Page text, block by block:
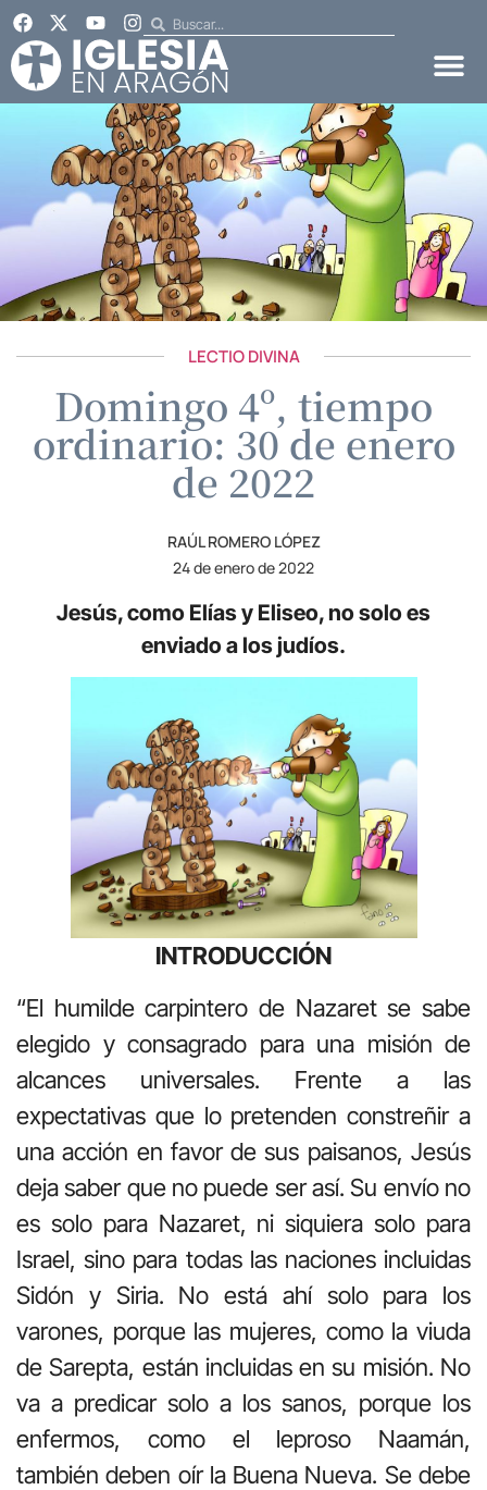
LECTIO DIVINA
Domingo 4º, tiempo
ordinario: 30 de enero
de 2022
RAÚL ROMERO LÓPEZ
24 de enero de 2022
Jesús, como Elías y Eliseo, no solo es
enviado a los judíos.
INTRODUCCIÓN
“El humilde carpintero de Nazaret se sabe
elegido y consagrado para una misión de
alcances universales. Frente a las
expectativas que lo pretenden constreñir a
una acción en favor de sus paisanos, Jesús
deja saber que no puede ser así. Su envío no
es solo para Nazaret, ni siquiera solo para
Israel, sino para todas las naciones incluidas
Sidón y Siria. No está ahí solo para los
varones, porque las mujeres, como la viuda
de Sarepta, están incluidas en su misión. No
va a predicar solo a los sanos, porque los
enfermos, como el leproso Naamán,
también deben oír la Buena Nueva. Se debe